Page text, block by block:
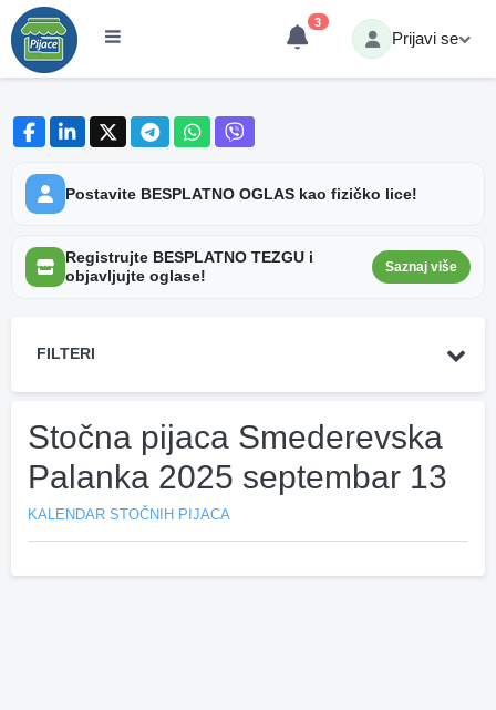
3
Prijavi se
Postavite BESPLATNO OGLAS kao fizičko lice!
Registrujte BESPLATNO TEZGU i
objavljujte oglase!
Saznaj više
FILTERI
Stočna pijaca Smederevska
Palanka 2025 septembar 13
KALENDAR STOČNIH PIJACA